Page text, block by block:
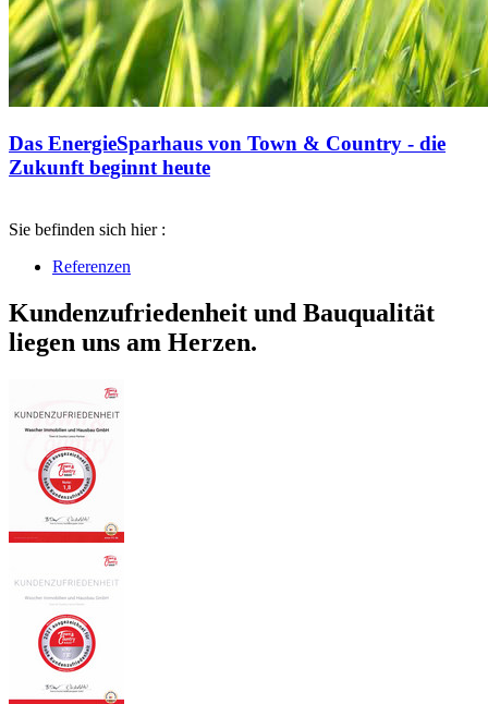
Das EnergieSparhaus von Town & Country - die
Zukunft beginnt heute
Sie befinden sich hier :
Referenzen
Kundenzufriedenheit und Bauqualität
liegen uns am Herzen.